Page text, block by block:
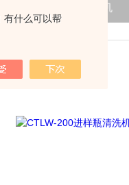
有什么可以帮
CTLW-280洗瓶机